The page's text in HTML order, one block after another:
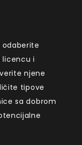
odaberite
licencu i
njene
tipove
sa dobrom